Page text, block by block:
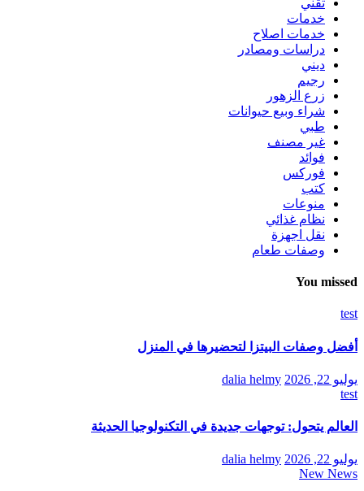
خدمات
خدمات اصلاح
دراسات ومصادر
ديني
رجيم
زرع الزهور
شراء وبيع حيوانات
طبي
غير مصنف
فوائد
فوركس
كتب
منوعات
نظام غذائي
نقل اجهزة
وصفات طعام
You missed
test
أفضل وصفات البيتزا لتحضيرها في المنزل
يوليو 22, 2026
dalia helmy
test
العالم يتحول: توجهات جديدة في التكنولوجيا الحديثة
يوليو 22, 2026
dalia helmy
New News